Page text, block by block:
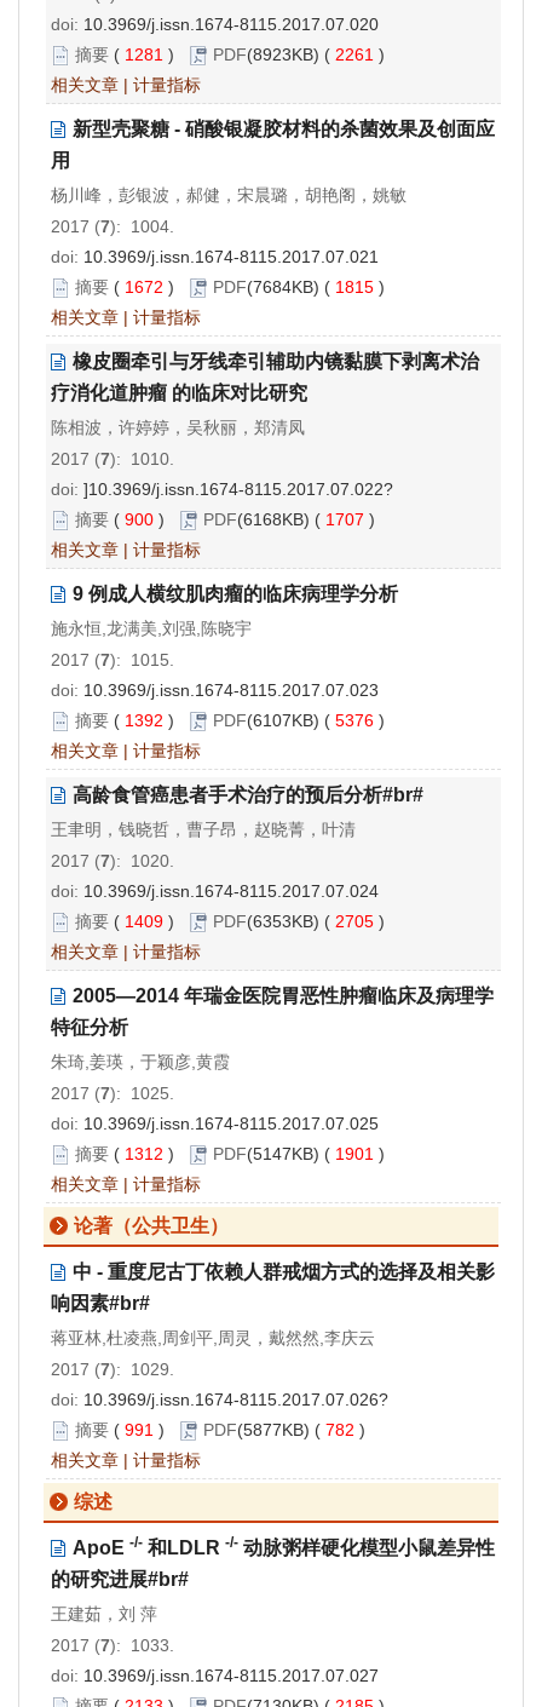
doi: 10.3969/j.issn.1674-8115.2017.07.020
摘要 ( 1281 ) PDF(8923KB) ( 2261 )
相关文章 | 计量指标
新型壳聚糖 - 硝酸银凝胶材料的杀菌效果及创面应
用
杨川峰，彭银波，郝健，宋晨璐，胡艳阁，姚敏
2017 (7): 1004.
doi: 10.3969/j.issn.1674-8115.2017.07.021
摘要 ( 1672 ) PDF(7684KB) ( 1815 )
相关文章 | 计量指标
橡皮圈牵引与牙线牵引辅助内镜黏膜下剥离术治
疗消化道肿瘤 的临床对比研究
陈相波，许婷婷，吴秋丽，郑清凤
2017 (7): 1010.
doi: ]10.3969/j.issn.1674-8115.2017.07.022?
摘要 ( 900 ) PDF(6168KB) ( 1707 )
相关文章 | 计量指标
9 例成人横纹肌肉瘤的临床病理学分析
施永恒,龙满美,刘强,陈晓宇
2017 (7): 1015.
doi: 10.3969/j.issn.1674-8115.2017.07.023
摘要 ( 1392 ) PDF(6107KB) ( 5376 )
相关文章 | 计量指标
高龄食管癌患者手术治疗的预后分析#br#
王聿明，钱晓哲，曹子昂，赵晓菁，叶清
2017 (7): 1020.
doi: 10.3969/j.issn.1674-8115.2017.07.024
摘要 ( 1409 ) PDF(6353KB) ( 2705 )
相关文章 | 计量指标
2005—2014 年瑞金医院胃恶性肿瘤临床及病理学
特征分析
朱琦,姜瑛，于颖彦,黄霞
2017 (7): 1025.
doi: 10.3969/j.issn.1674-8115.2017.07.025
摘要 ( 1312 ) PDF(5147KB) ( 1901 )
相关文章 | 计量指标
论著（公共卫生）
中 - 重度尼古丁依赖人群戒烟方式的选择及相关影
响因素#br#
蒋亚林,杜凌燕,周剑平,周灵，戴然然,李庆云
2017 (7): 1029.
doi: 10.3969/j.issn.1674-8115.2017.07.026?
摘要 ( 991 ) PDF(5877KB) ( 782 )
相关文章 | 计量指标
综述
ApoE -/- 和LDLR -/- 动脉粥样硬化模型小鼠差异性
的研究进展#br#
王建茹，刘 萍
2017 (7): 1033.
doi: 10.3969/j.issn.1674-8115.2017.07.027